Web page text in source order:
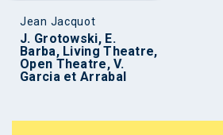
Jean Jacquot
J. Grotowski, E.
Barba, Living Theatre,
Open Theatre, V.
Garcia et Arrabal